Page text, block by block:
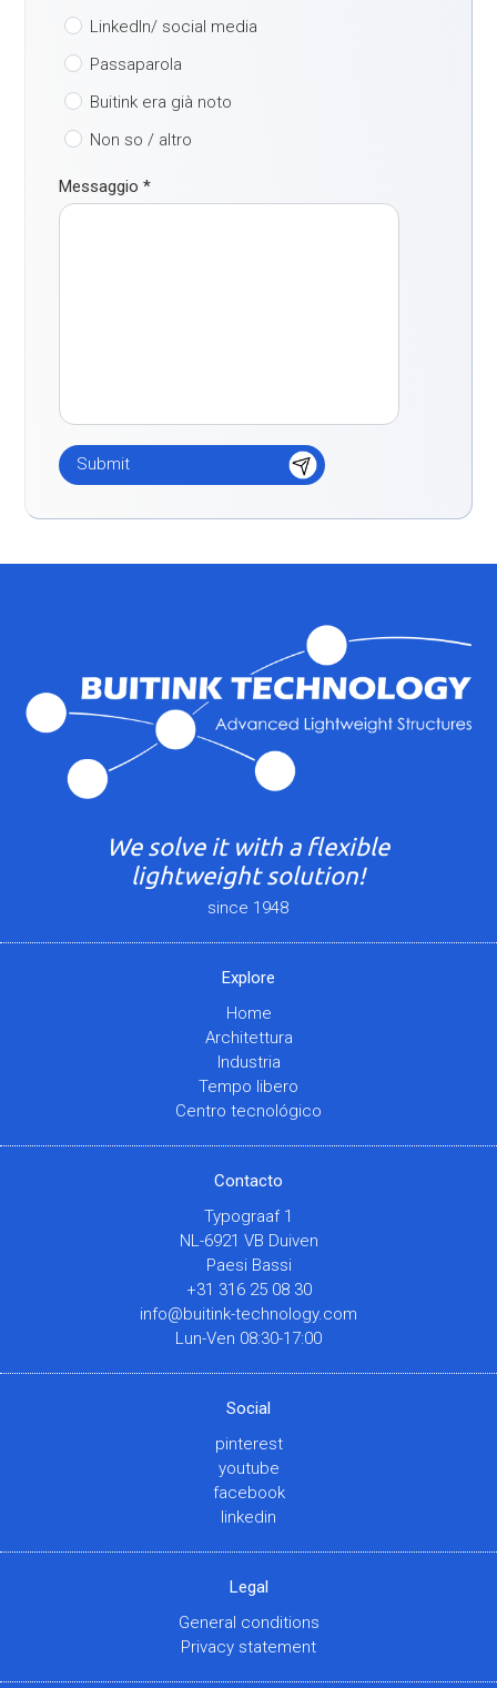
LinkedIn/ social media
Passaparola
Buitink era già noto
Non so / altro
Messaggio*
We solve it with a flexible
lightweight solution!
since 1948
Explore
Home
Architettura
Industria
Tempo libero
Centro tecnológico
Contacto
Typograaf 1
NL-6921 VB Duiven
Paesi Bassi
+31 316 25 08 30
info@buitink-technology.com
Lun-Ven 08:30-17:00
Social
pinterest
youtube
facebook
linkedin
Legal
General conditions
Privacy statement